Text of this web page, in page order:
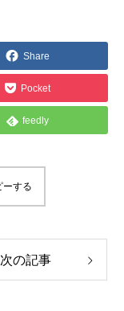
Share
Pocket
feedly
ーする
次の記事